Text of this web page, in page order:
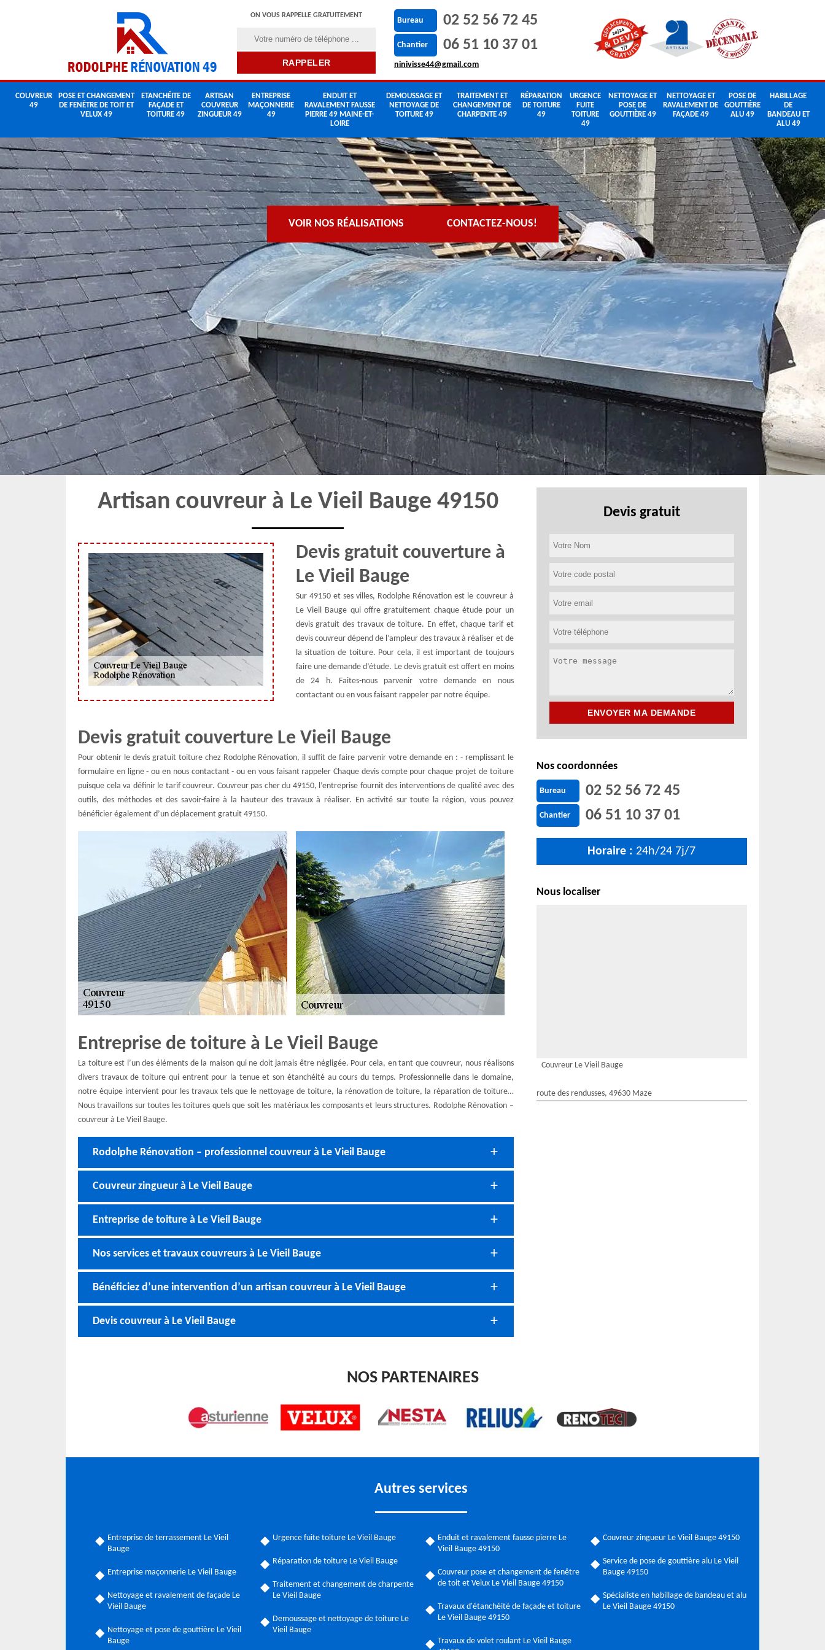
ON VOUS RAPPELLE GRATUITEMENT
Bureau 02 52 56 72 45
Chantier 06 51 10 37 01
ninivisse44@gmail.com
COUVREUR
49
POSE ET CHANGEMENT
DE FENÊTRE DE TOIT ET
VELUX 49
ETANCHÉITE DE
FAÇADE ET
TOITURE 49
ARTISAN
COUVREUR
ZINGUEUR 49
ENTREPRISE
MAÇONNERIE
49
ENDUIT ET
RAVALEMENT FAUSSE
PIERRE 49 MAINE-ET-
LOIRE
DEMOUSSAGE ET
NETTOYAGE DE
TOITURE 49
TRAITEMENT ET
CHANGEMENT DE
CHARPENTE 49
RÉPARATION
DE TOITURE
49
URGENCE
FUITE
TOITURE
49
NETTOYAGE ET
POSE DE
GOUTTIÈRE 49
NETTOYAGE ET
RAVALEMENT DE
FAÇADE 49
POSE DE
GOUTTIÈRE
ALU 49
HABILLAGE
DE
BANDEAU ET
ALU 49
VOIR NOS RÉALISATIONS CONTACTEZ-NOUS!
Artisan couvreur à Le Vieil Bauge 49150
Devis gratuit couverture à
Le Vieil Bauge
Sur 49150 et ses villes, Rodolphe Rénovation est le couvreur à
Le Vieil Bauge qui offre gratuitement chaque étude pour un
devis gratuit des travaux de toiture. En effet, chaque tarif et
devis couvreur dépend de l’ampleur des travaux à réaliser et de
la situation de toiture. Pour cela, il est important de toujours
faire une demande d’étude. Le devis gratuit est offert en moins
de 24 h. Faites-nous parvenir votre demande en nous
contactant ou en vous faisant rappeler par notre équipe.
Devis gratuit couverture Le Vieil Bauge
Pour obtenir le devis gratuit toiture chez Rodolphe Rénovation, il suffit de faire parvenir votre demande en : - remplissant le
formulaire en ligne - ou en nous contactant - ou en vous faisant rappeler Chaque devis compte pour chaque projet de toiture
puisque cela va définir le tarif couvreur. Couvreur pas cher du 49150, l’entreprise fournit des interventions de qualité avec des
outils, des méthodes et des savoir-faire à la hauteur des travaux à réaliser. En activité sur toute la région, vous pouvez
bénéficier également d’un déplacement gratuit 49150.
Entreprise de toiture à Le Vieil Bauge
La toiture est l’un des éléments de la maison qui ne doit jamais être négligée. Pour cela, en tant que couvreur, nous réalisons
divers travaux de toiture qui entrent pour la tenue et son étanchéité au cours du temps. Professionnelle dans le domaine,
notre équipe intervient pour les travaux tels que le nettoyage de toiture, la rénovation de toiture, la réparation de toiture…
Nous travaillons sur toutes les toitures quels que soit les matériaux les composants et leurs structures. Rodolphe Rénovation –
couvreur à Le Vieil Bauge.
Rodolphe Rénovation – professionnel couvreur à Le Vieil Bauge
Couvreur zingueur à Le Vieil Bauge
Entreprise de toiture à Le Vieil Bauge
Nos services et travaux couvreurs à Le Vieil Bauge
Bénéficiez d’une intervention d’un artisan couvreur à Le Vieil Bauge
Devis couvreur à Le Vieil Bauge
Devis gratuit
Nos coordonnées
Bureau 02 52 56 72 45
Chantier 06 51 10 37 01
Horaire : 24h/24 7j/7
Nous localiser
Couvreur Le Vieil Bauge
route des rendusses, 49630 Maze
NOS PARTENAIRES
Autres services
Entreprise de terrassement Le Vieil
Bauge
Entreprise maçonnerie Le Vieil Bauge
Nettoyage et ravalement de façade Le
Vieil Bauge
Nettoyage et pose de gouttière Le Vieil
Bauge
Urgence fuite toiture Le Vieil Bauge
Réparation de toiture Le Vieil Bauge
Traitement et changement de charpente
Le Vieil Bauge
Demoussage et nettoyage de toiture Le
Vieil Bauge
Enduit et ravalement fausse pierre Le
Vieil Bauge 49150
Couvreur pose et changement de fenêtre
de toit et Velux Le Vieil Bauge 49150
Travaux d'étanchéité de façade et toiture
Le Vieil Bauge 49150
Travaux de volet roulant Le Vieil Bauge
Couvreur zingueur Le Vieil Bauge 49150
Service de pose de gouttière alu Le Vieil
Bauge 49150
Spécialiste en habillage de bandeau et alu
Le Vieil Bauge 49150